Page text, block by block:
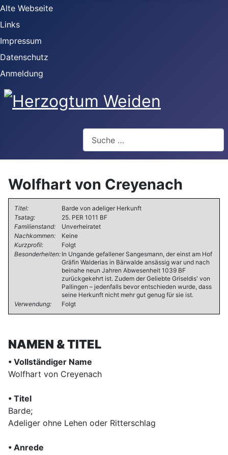
Alte Webseite
Links
Impressum
Datenschutz
Anmeldung
Wolfhart von Creyenach
Titel:
Barde von adeliger Herkunft
Tsatag:
25. PER 1011 BF
Familienstand:
Unverheiratet
Nachkommen:
Keine
Kurzprofil:
Folgt
Besonderheiten: In Ungande gefallener Sangesmann, der einst am Hof
Gräfin Walderias in Bärwalde ansässig war und nach
beinahe neun Jahren Abwesenheit 1039 BF
zurückgekehrt ist. Zudem der Geliebte Griseldis' von
Pallingen – jedenfalls bevor entschieden wurde, dass
seine Herkunft nicht mehr gut genug für sie ist.
Verwendung:
Folgt
NAMEN & TITEL
• Vollständiger Name
Wolfhart von Creyenach
• Titel
Barde;
Adeliger ohne Lehen oder Ritterschlag
• Anrede